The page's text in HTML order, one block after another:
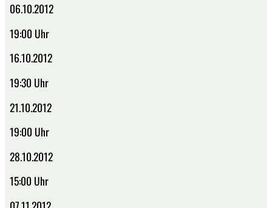
06.10.2012
19:00 Uhr
16.10.2012
19:30 Uhr
21.10.2012
19:00 Uhr
28.10.2012
15:00 Uhr